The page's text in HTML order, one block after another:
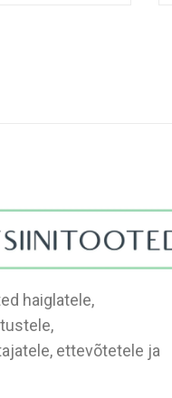
haiglatele,
ettevõtetele ja